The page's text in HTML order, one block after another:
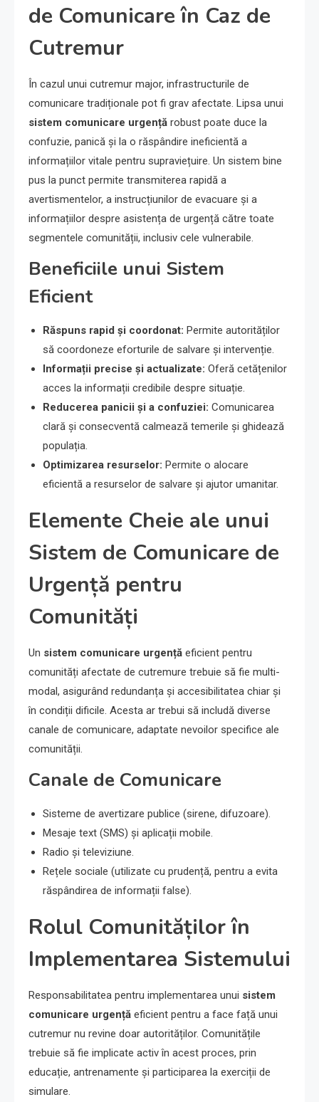
de Comunicare în Caz de
Cutremur
În cazul unui cutremur major, infrastructurile de
comunicare tradiționale pot fi grav afectate. Lipsa unui
sistem comunicare urgență robust poate duce la
confuzie, panică și la o răspândire ineficientă a
informațiilor vitale pentru supraviețuire. Un sistem bine
pus la punct permite transmiterea rapidă a
avertismentelor, a instrucțiunilor de evacuare și a
informațiilor despre asistența de urgență către toate
segmentele comunității, inclusiv cele vulnerabile.
Beneficiile unui Sistem
Eficient
Răspuns rapid și coordonat: Permite autorităților
să coordoneze eforturile de salvare și intervenție.
Informații precise și actualizate: Oferă cetățenilor
acces la informații credibile despre situație.
Reducerea panicii și a confuziei: Comunicarea
clară și consecventă calmează temerile și ghidează
populația.
Optimizarea resurselor: Permite o alocare
eficientă a resurselor de salvare și ajutor umanitar.
Elemente Cheie ale unui
Sistem de Comunicare de
Urgență pentru
Comunități
Un sistem comunicare urgență eficient pentru
comunități afectate de cutremure trebuie să fie multi-
modal, asigurând redundanța și accesibilitatea chiar și
în condiții dificile. Acesta ar trebui să includă diverse
canale de comunicare, adaptate nevoilor specifice ale
comunității.
Canale de Comunicare
Sisteme de avertizare publice (sirene, difuzoare).
Mesaje text (SMS) și aplicații mobile.
Radio și televiziune.
Rețele sociale (utilizate cu prudență, pentru a evita
răspândirea de informații false).
Rolul Comunităților în
Implementarea Sistemului
Responsabilitatea pentru implementarea unui sistem
comunicare urgență eficient pentru a face față unui
cutremur nu revine doar autorităților. Comunitățile
trebuie să fie implicate activ în acest proces, prin
educație, antrenamente și participarea la exerciții de
simulare.